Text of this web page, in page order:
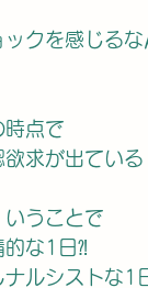
ックを感じるな
時点で
欲求が出ている
いうことで
的な1日⁈
ナルシストな1